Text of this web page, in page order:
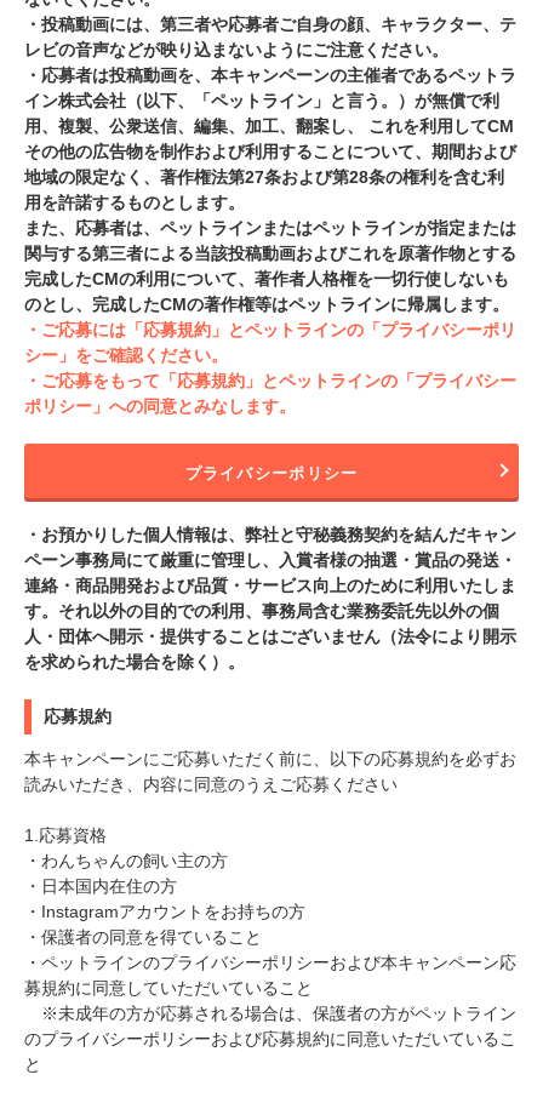
・投稿動画には、第三者や応募者ご自身の顔、キャラクター、テ
レビの音声などが映り込まないようにご注意ください。
・応募者は投稿動画を、本キャンペーンの主催者であるペットラ
イン株式会社（以下、「ペットライン」と言う。）が無償で利
用、複製、公衆送信、編集、加工、翻案し、 これを利用してCM
その他の広告物を制作および利用することについて、期間および
地域の限定なく、著作権法第27条および第28条の権利を含む利
用を許諾するものとします。
また、応募者は、ペットラインまたはペットラインが指定または
関与する第三者による当該投稿動画およびこれを原著作物とする
完成したCMの利用について、著作者人格権を一切行使しないも
のとし、完成したCMの著作権等はペットラインに帰属します。
・ご応募には「応募規約」とペットラインの「プライバシーポリ
シー」をご確認ください。
・ご応募をもって「応募規約」とペットラインの「プライバシー
ポリシー」への同意とみなします。
プライバシーポリシー
・お預かりした個人情報は、弊社と守秘義務契約を結んだキャン
ペーン事務局にて厳重に管理し、入賞者様の抽選・賞品の発送・
連絡・商品開発および品質・サービス向上のために利用いたしま
す。それ以外の目的での利用、事務局含む業務委託先以外の個
人・団体へ開示・提供することはございません（法令により開示
を求められた場合を除く）。
応募規約
本キャンペーンにご応募いただく前に、以下の応募規約を必ずお
読みいただき、内容に同意のうえご応募ください
1.応募資格
・わんちゃんの飼い主の方
・日本国内在住の方
・Instagramアカウントをお持ちの方
・保護者の同意を得ていること
・ペットラインのプライバシーポリシーおよび本キャンペーン応
募規約に同意していただいていること
※未成年の方が応募される場合は、保護者の方がペットライン
のプライバシーポリシーおよび応募規約に同意いただいているこ
と